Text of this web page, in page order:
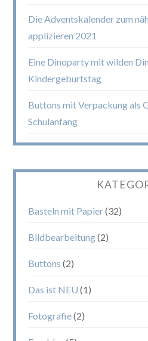
Die Adventskalender zum
applizieren 2021
Eine Dinoparty mit wilden
Kindergeburtstag
Buttons mit Verpackung als
Schulanfang
Basteln mit Papier(32)
Bildbearbeitung(2)
Buttons (2)
Das ist NEU (1)
Fotografie(2)